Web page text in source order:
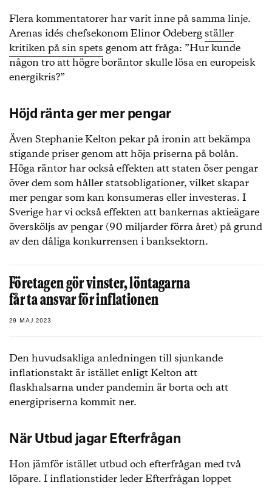
Flera kommentatorer har varit inne på samma linje.
Arenas idés chefsekonom Elinor Odebergställer
kritiken på sin spets genom att fråga: ”Hur kunde
någon tro att högre boräntor skulle lösa en europeisk
energikris?”
Höjd ränta ger mer pengar
Även Stephanie Kelton pekar på ironin att bekämpa
stigande priser genom att höja priserna på bolån.
Höga räntor har också effekten att staten öser pengar
över dem som håller statsobligationer, vilket skapar
mer pengar som kan konsumeras eller investeras. I
Sverige har vi också effekten att bankernas aktieägare
översköljs av pengar (90 miljarder förra året) på grund
av den dåliga konkurrensen i banksektorn.
Företagen gör vinster, löntagarna
får ta ansvar för inflationen
29 MAJ 2023
Den huvudsakliga anledningen till sjunkande
inflationstakt är istället enligt Kelton att
flaskhalsarna under pandemin är borta och att
energipriserna kommit ner.
När Utbud jagar Efterfrågan
Hon jämför istället utbud och efterfrågan med två
löpare. I inflationstider leder Efterfrågan loppet